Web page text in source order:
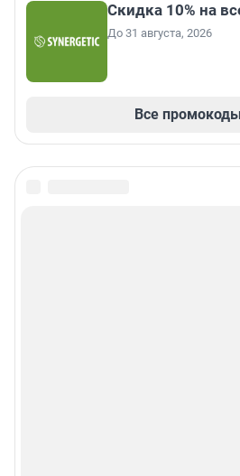
Скидка 10% на
До 31 августа, 2026
Все промокоды